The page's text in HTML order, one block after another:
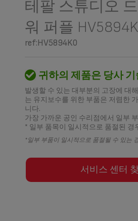
테팔 스튜디오
워 퍼플
ref:HV5894K0
귀하의 제품은 당사 기
발생할 수 있는 대부분의 고장에 대
는 유지보수를 위한 부품은 저렴한
니다.
가장 가까운 공인 수리점에서 일부
* 일부 품목이 일시적으로 품절된 경
*일부 부품이 일시적으로 품절될 수 있는
서비스 센터 찾